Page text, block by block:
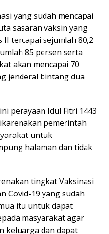
yang sudah mencapai
sasaran vaksin yang
II tercapai sejumlah 80,2
85 persen serta
akan mencapai 70
jenderal bintang dua
perayaan Idul Fitri 1443
pemerintah
untuk
halaman dan tidak
tingkat Vaksinasi
Covid-19 yang sudah
itu untuk dapat
masyarakat agar
keluarga dan dapat